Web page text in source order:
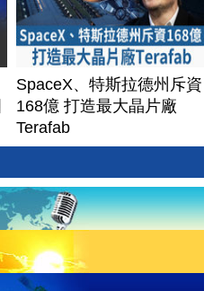
SpaceX、特斯拉德州斥資
168億 打造最大晶片廠
Terafab